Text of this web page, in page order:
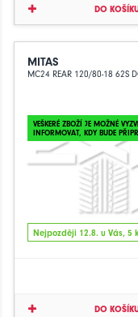
DO
MITAS
MC24 REAR 120/80-18 62S
VEŠKERÉ ZBOŽÍ JE MOŽNÉ
INFORMOVAT, KDY BUDE
Nejpozději 12.8. u Vás, 5
DO